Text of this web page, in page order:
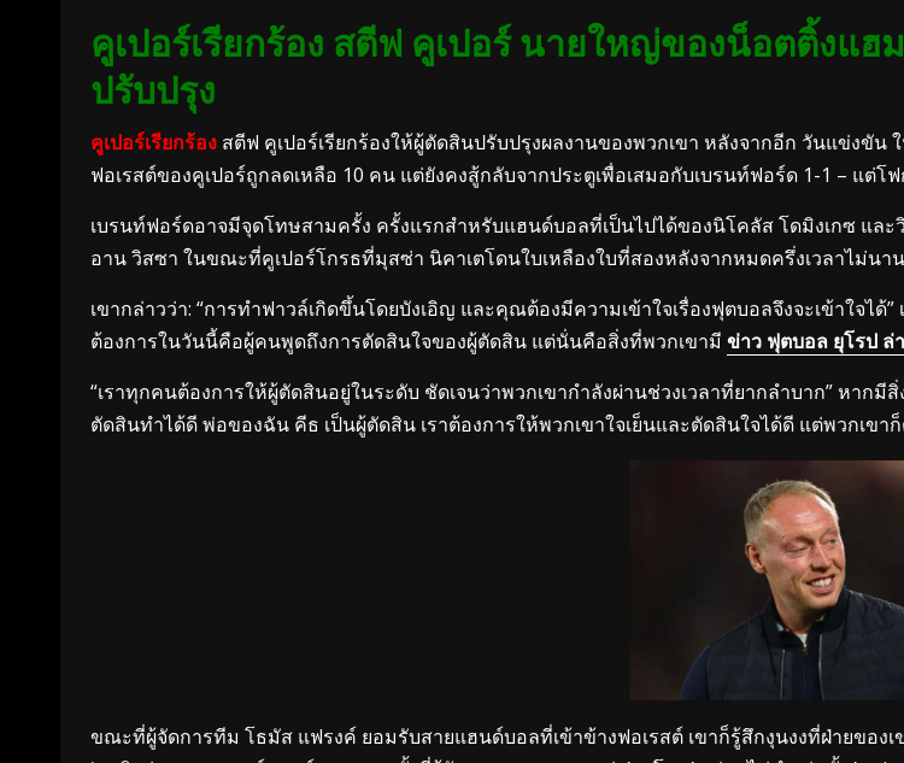
คูเปอร์เรียกร้อง สตีฟ คูเปอร์ นายใหญ่ของน็อตติ้งแฮ
ปรับปรุง
คูเปอร์เรียกร้อง สตีฟ คูเปอร์เรียกร้องให้ผู้ตัดสินปรับปรุงผลงานของพวกเขา หลังจากอีก วันแข่งขั
ฟอเรสต์ของคูเปอร์ถูกลดเหลือ 10 คน แต่ยังคงสู้กลับจากประตูเพื่อเสมอกับเบรนท์ฟอร์ด 1-1 – แต่
เบรนท์ฟอร์ดอาจมีจุดโทษสามครั้ง ครั้งแรกสำหรับแฮนด์บอลที่เป็นไปได้ของนิโคลัส โดมิงเกซ แล
อาน วิสซา ในขณะที่คูเปอร์โกรธที่มุสซ่า นิคาเตโดนใบเหลืองใบที่สองหลังจากหมดครึ่งเวลาไม่นาน
เขากล่าวว่า: “การทำฟาวล์เกิดขึ้นโดยบังเอิญ และคุณต้องมีความเข้าใจเรื่องฟุตบอลจึงจะเข้าใจได้
ต้องการในวันนี้คือผู้คนพูดถึงการตัดสินใจของผู้ตัดสิน แต่นั่นคือสิ่งที่พวกเขามี ข่าว ฟุตบอล ยุโรป ล่
“เราทุกคนต้องการให้ผู้ตัดสินอยู่ในระดับ ชัดเจนว่าพวกเขากำลังผ่านช่วงเวลาที่ยากลำบาก” หาก
ตัดสินทำได้ดี พ่อของฉัน คีธ เป็นผู้ตัดสิน เราต้องการให้พวกเขาใจเย็นและตัดสินใจได้ดี แต่พวกเขาก็
ขณะที่ผู้จัดการทีม โธมัส แฟรงค์ ยอมรับสายแฮนด์บอลที่เข้าข้างฟอเรสต์ เขาก็รู้สึกงุนงงที่ฝ่ายของ